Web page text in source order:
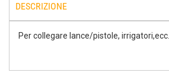
DESCRIZIONE
Per collegare lance/pistole, irrigatori,ecc...